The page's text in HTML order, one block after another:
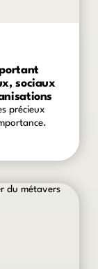
sociaux
précieux